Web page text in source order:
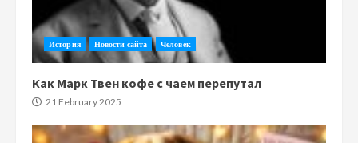
История Новости сайта Человек
Как Марк Твен кофе с чаем перепутал
21 February 2025